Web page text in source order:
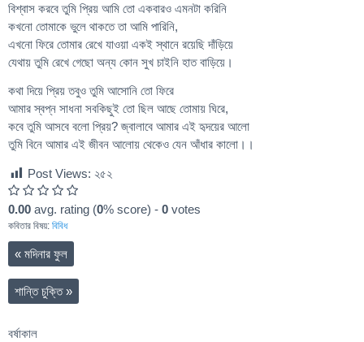
বিশ্বাস করবে তুমি প্রিয় আমি তো একবারও এমনটা করিনি
কখনো তোমাকে ভুলে থাকতে তা আমি পারিনি,
এখনো ফিরে তোমার রেখে যাওয়া একই স্থানে রয়েছি দাঁড়িয়ে
যেথায় তুমি রেখে গেছো অন্য কোন সুখ চাইনি হাত বাড়িয়ে।
কথা দিয়ে প্রিয় তবুও তুমি আসোনি তো ফিরে
আমার স্বপ্ন সাধনা সবকিছুই তো ছিল আছে তোমায় ঘিরে,
কবে তুমি আসবে বলো প্রিয়? জ্বালাবে আমার এই হৃদয়ের আলো
তুমি বিনে আমার এই জীবন আলোয় থেকেও যেন আঁধার কালো।।
Post Views: ২৫২
0.00 avg. rating (0% score) - 0 votes
কবিতার বিষয়: বিবিধ
« মদিনার ফুল
শান্তি চুক্তি»
বর্ষাকাল